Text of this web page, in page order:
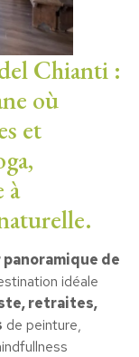
Chianti :
où
et
à
de
idéale
retraites,
de peinture,